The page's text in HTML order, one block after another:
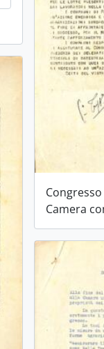
Camera